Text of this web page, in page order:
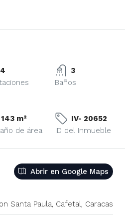
4
3
Baños
143 m²
de área
IV- 20652
ID del Inmueble
Abrir en Google Maps
Santa Paula, Cafetal, Caracas